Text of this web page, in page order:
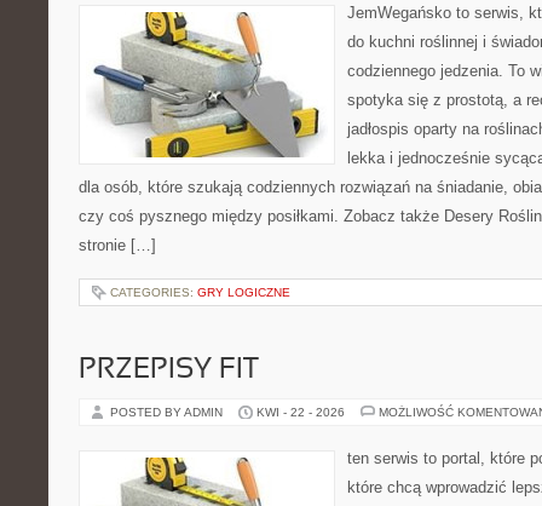
JemWegańsko to serwis,
do kuchni roślinnej i
codziennego jedzenia. To
spotyka się z prostotą, a
jadłospis oparty na
lekka i jednocześnie
dla osób, które szukają codziennych rozwiązań na śniadanie,
czy coś pysznego między posiłkami. Zobacz także Desery
stronie […]
CATEGORIES: GRY LOGICZNE
PRZEPISY FIT
POSTED BY ADMIN KWI - 22 - 2026 MOŻLIWOŚĆ
ten serwis to portal, które
które chcą wprowadzić